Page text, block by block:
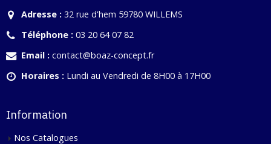
Adresse : 32 rue d'hem 59780 WILLEMS
Téléphone : 03 20 64 07 82
Email : contact@boaz-concept.fr
Horaires : Lundi au Vendredi de 8H00 à 17H00
Information
Nos Catalogues